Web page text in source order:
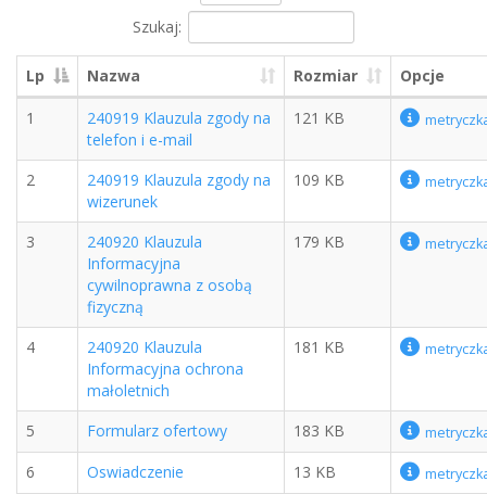
Szukaj:
Lp Nazwa Rozmiar Opcje
1
240919 Klauzula zgody na
telefon i e-mail
121 KB
2
240919 Klauzula zgody na
wizerunek
109 KB
3
240920 Klauzula
Informacyjna
cywilnoprawna z osobą
fizyczną
179 KB
4
240920 Klauzula
Informacyjna ochrona
małoletnich
181 KB
5 Formularz ofertowy 183 KB
6 Oswiadczenie 13 KB